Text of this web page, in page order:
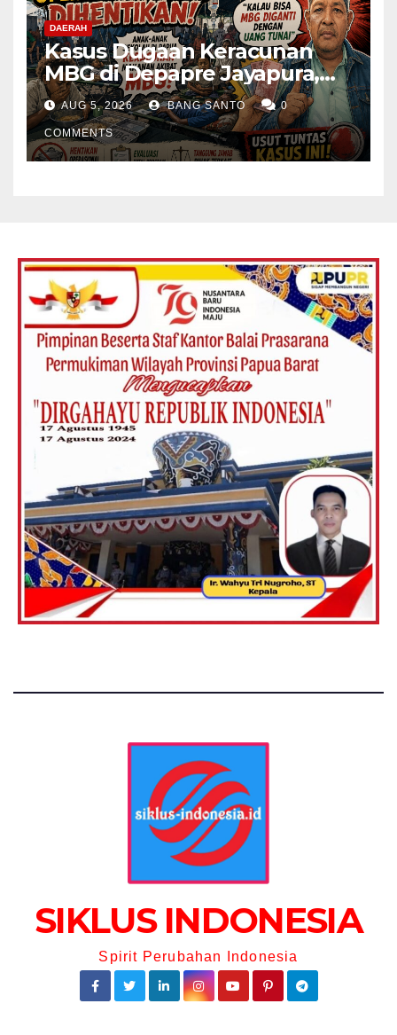
DAERAH
Kasus Dugaan Keracunan
MBG di Depapre Jayapura,
Aktivis Papua Minta
Operasional Dapur
Dihentikan & Evaluasi
Menyeluruh
AUG 5, 2026 BANG SANTO 0
COMMENTS
SIKLUS INDONESIA
Spirit Perubahan Indonesia